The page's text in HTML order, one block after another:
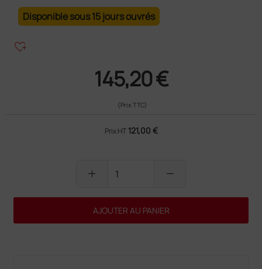
Disponible sous 15 jours ouvrés
heart_plus
145,20 €
(Prix TTC)
Prix HT 121,00 €
add remove
AJOUTER AU PANIER